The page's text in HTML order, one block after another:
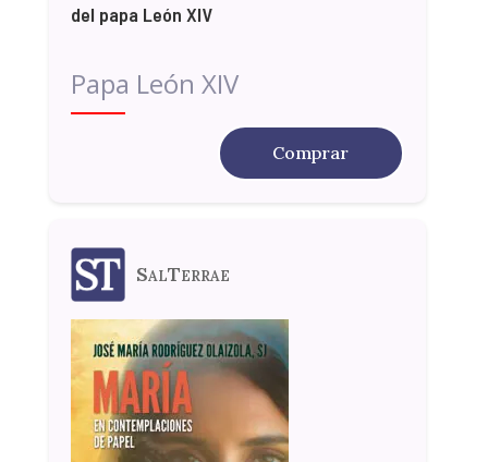
del papa León XIV
Papa León XIV
Comprar
SalTerrae